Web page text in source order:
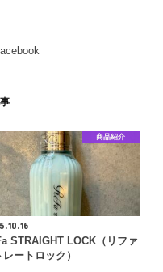
商品紹介
STRAIGHT LOCK（リファ
レートロック）